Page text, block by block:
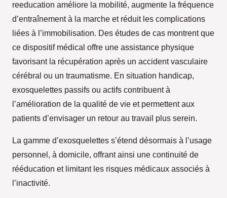
reeducation améliore la mobilité, augmente la fréquence
d’entraînement à la marche et réduit les complications
liées à l’immobilisation. Des études de cas montrent que
ce dispositif médical offre une assistance physique
favorisant la récupération après un accident vasculaire
cérébral ou un traumatisme. En situation handicap,
exosquelettes passifs ou actifs contribuent à
l’amélioration de la qualité de vie et permettent aux
patients d’envisager un retour au travail plus serein.
La gamme d’exosquelettes s’étend désormais à l’usage
personnel, à domicile, offrant ainsi une continuité de
rééducation et limitant les risques médicaux associés à
l’inactivité.